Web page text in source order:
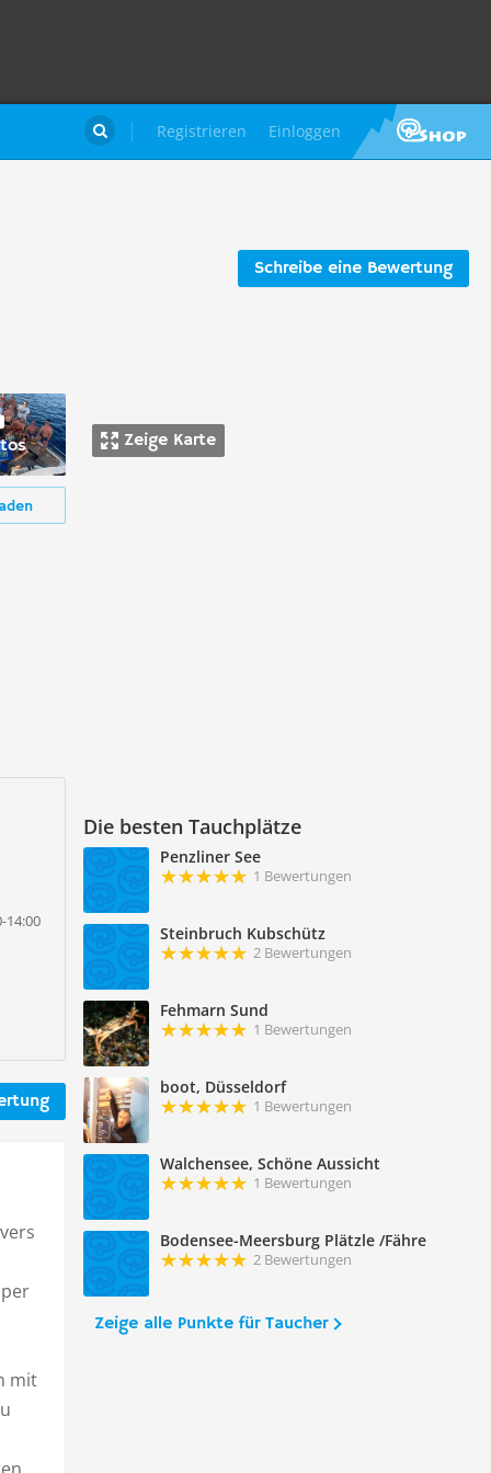
Registrieren Einloggen

Schreibe eine Bewertung
Zeige Karte
Die besten Tauchplätze
Penzliner See
1 Bewertungen
Steinbruch Kubschütz
2 Bewertungen
Fehmarn Sund
1 Bewertungen
boot, Düsseldorf
1 Bewertungen
Walchensee, Schöne Aussicht
1 Bewertungen
Bodensee-Meersburg Plätzle /Fähre
2 Bewertungen
Zeige alle Punkte für Taucher
14:00
mit